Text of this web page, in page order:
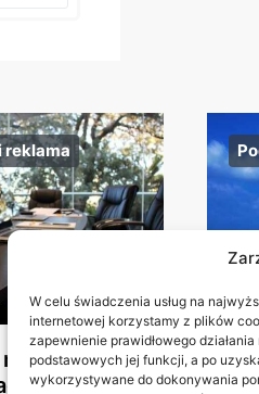
W celu świadczenia usług na
internetowej korzystamy z plików
zapewnienie prawidłowego
podstawowych jej funkcji, a po
wykorzystywane do dokonywania
reklama
czy
wizualna: